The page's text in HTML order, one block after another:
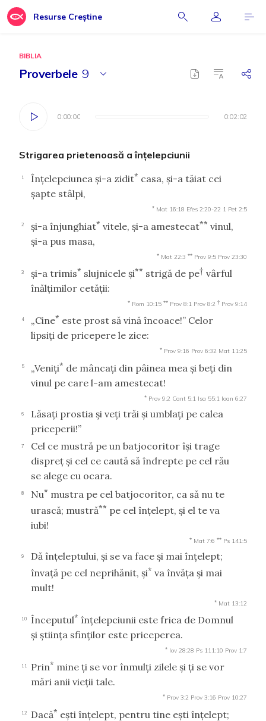
Resurse Creștine
BIBLIA
Proverbele 9
0:00:00 0:02:02
0:00:00 0:02:02
Strigarea prietenoasă a înţelepciunii
1 Înţelepciunea şi-a zidit* casa, şi-a tăiat cei
şapte stâlpi,
* Mat 16:18 Efes 2:20-22 1 Pet 2:5
2 şi-a înjunghiat* vitele, şi-a amestecat** vinul,
şi-a pus masa,
* Mat 22:3 ** Prov 9:5 Prov 23:30
3 şi-a trimis* slujnicele şi** strigă de pe† vârful
înălţimilor cetăţii:
* Rom 10:15 ** Prov 8:1 Prov 8:2 † Prov 9:14
4 „Cine* este prost să vină încoace!” Celor
lipsiţi de pricepere le zice:
* Prov 9:16 Prov 6:32 Mat 11:25
5 „Veniţi* de mâncaţi din pâinea mea şi beţi din
vinul pe care l-am amestecat!
* Prov 9:2 Cant 5:1 Isa 55:1 Ioan 6:27
6
Lăsaţi prostia şi veţi trăi şi umblaţi pe calea
priceperii!”
7
Cel ce mustră pe un batjocoritor îşi trage
dispreţ şi cel ce caută să îndrepte pe cel rău
se alege cu ocara.
8 Nu* mustra pe cel batjocoritor, ca să nu te
urască; mustră** pe cel înţelept, şi el te va
iubi!
* Mat 7:6 ** Ps 141:5
9
Dă înţeleptului, şi se va face şi mai înţelept;
învaţă pe cel neprihănit, şi* va învăţa şi mai
mult!
* Mat 13:12
10 Începutul* înţelepciunii este frica de Domnul
şi ştiinţa sfinţilor este priceperea.
* Iov 28:28 Ps 111:10 Prov 1:7
11 Prin* mine ţi se vor înmulţi zilele şi ţi se vor
mări anii vieţii tale.
* Prov 3:2 Prov 3:16 Prov 10:27
12 Dacă* eşti înţelept, pentru tine eşti înţelept;